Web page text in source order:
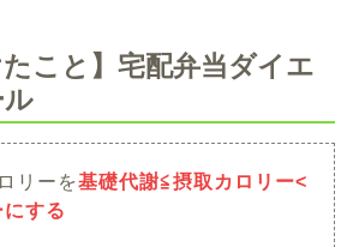
たこと】宅配弁当ダイエ
リーを基礎代謝≦摂取カロリー<
する